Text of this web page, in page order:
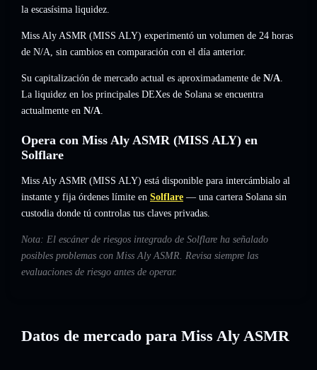
la escasísima liquidez.
Miss Aly ASMR (MISS ALY) experimentó un volumen de 24 horas
de N/A, sin cambios en comparación con el día anterior.
Su capitalización de mercado actual es aproximadamente de N/A.
La liquidez en los principales DEXes de Solana se encuentra
actualmente en N/A.
Opera con Miss Aly ASMR (MISS ALY) en
Solflare
Miss Aly ASMR (MISS ALY) está disponible para intercámbialo al
instante y fija órdenes límite en Solflare — una cartera Solana sin
custodia donde tú controlas tus claves privadas.
Nota: El escáner de riesgos integrado de Solflare ha señalado
posibles problemas con Miss Aly ASMR. Revisa siempre las
evaluaciones de riesgo antes de operar.
Datos de mercado para Miss Aly ASMR